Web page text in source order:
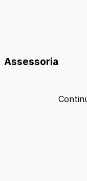
Assessoria